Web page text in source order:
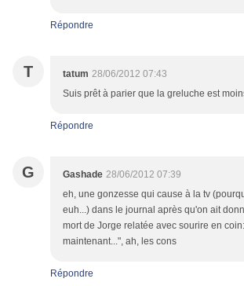
Répondre
T tatum 28/06/2012 07:43
Suis prêt à parier que la greluche est
Répondre
G Gashade 28/06/2012 07:39
eh, une gonzesse qui cause à la tv
euh...) dans le journal après qu'on ait
mort de Jorge relatée avec sourire en
maintenant...", ah, les cons
Répondre